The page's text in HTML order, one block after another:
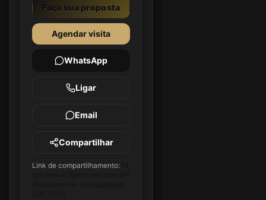
Faça sua proposta
Agendar visita
WhatsApp
Ligar
Email
Compartilhar
Link de compartilhamento: